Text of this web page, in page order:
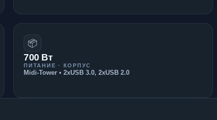
📦
700 Вт
ПИТАНИЕ · КОРПУС
Midi-Tower • 2xUSB 3.0, 2xUSB 2.0